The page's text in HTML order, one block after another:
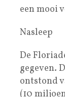
een mooi
Nasleep
De
gegeven.
ontstond
(10